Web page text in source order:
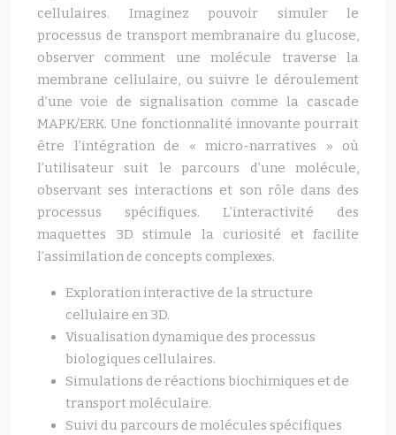
cellulaires. Imaginez pouvoir simuler le
processus de transport membranaire du glucose,
observer comment une molécule traverse la
membrane cellulaire, ou suivre le déroulement
d’une voie de signalisation comme la cascade
MAPK/ERK. Une fonctionnalité innovante pourrait
être l’intégration de « micro-narratives » où
l’utilisateur suit le parcours d’une molécule,
observant ses interactions et son rôle dans des
processus spécifiques. L’interactivité des
maquettes 3D stimule la curiosité et facilite
l’assimilation de concepts complexes.
Exploration interactive de la structure
cellulaire en 3D.
Visualisation dynamique des processus
biologiques cellulaires.
Simulations de réactions biochimiques et de
transport moléculaire.
Suivi du parcours de molécules spécifiques